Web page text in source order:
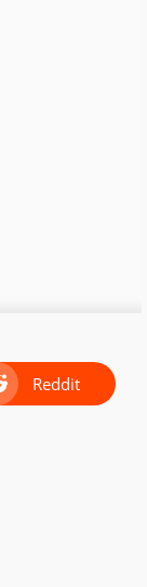
Reddit